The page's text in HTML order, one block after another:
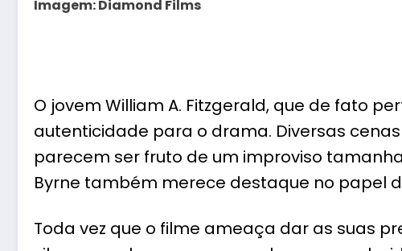
Imagem: Diamond Films
O jovem William A. Fitzgerald, que de fato
autenticidade para o drama. Diversas
parecem ser fruto de um improviso
Byrne também merece destaque no papel
Toda vez que o filme ameaça dar as suas